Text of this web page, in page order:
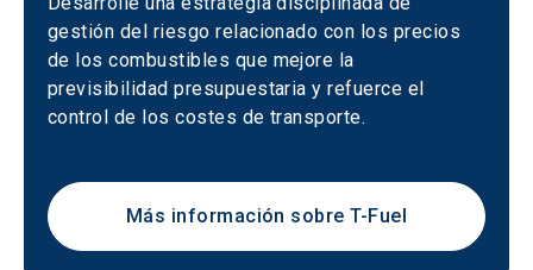
gestión del riesgo relacionado con los precios
de los combustibles que mejore la
previsibilidad presupuestaria y refuerce el
control de los costes de transporte.
Más información sobre T-Fuel